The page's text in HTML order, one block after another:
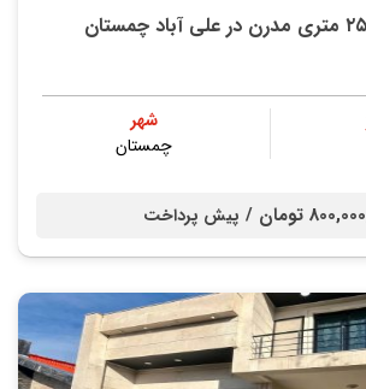
شهر
چمستان
تومان / پیش پرداخت